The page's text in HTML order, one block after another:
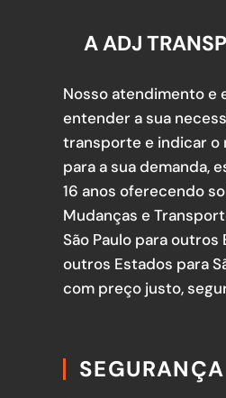
A ADJ
Nosso atendimento e
entender a sua
transporte e indicar o
para a sua demanda,
16 anos oferecendo
Mudanças e
São Paulo para outros
outros Estados para
com preço justo,
SEGURANÇA